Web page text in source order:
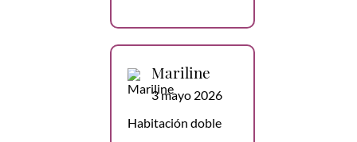
Mariline
3 mayo 2026
Habitación doble